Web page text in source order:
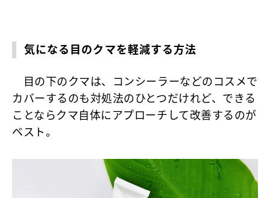
気になる目のクマを軽減する方法
目の下のクマは、コンシーラーなどのコスメで
カバーするのも対処法のひとつだけれど、できる
ことならクマ自体にアプローチして改善するのが
ベスト。